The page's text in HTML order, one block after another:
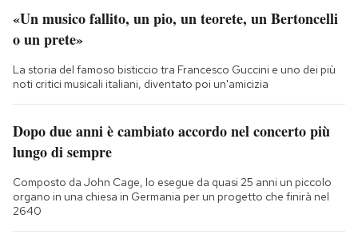
«Un musico fallito, un pio, un teorete, un Bertoncelli
o un prete»
La storia del famoso bisticcio tra Francesco Guccini e uno dei più
noti critici musicali italiani, diventato poi un'amicizia
Dopo due anni è cambiato accordo nel concerto più
lungo di sempre
Composto da John Cage, lo esegue da quasi 25 anni un piccolo
organo in una chiesa in Germania per un progetto che finirà nel
2640